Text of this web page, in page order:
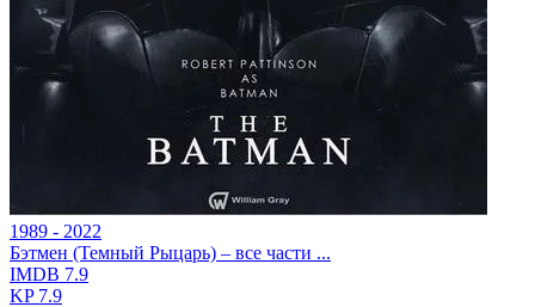
1989 - 2022
Бэтмен (Темный Рыцарь) – все части ...
IMDB 7.9
KP7.9